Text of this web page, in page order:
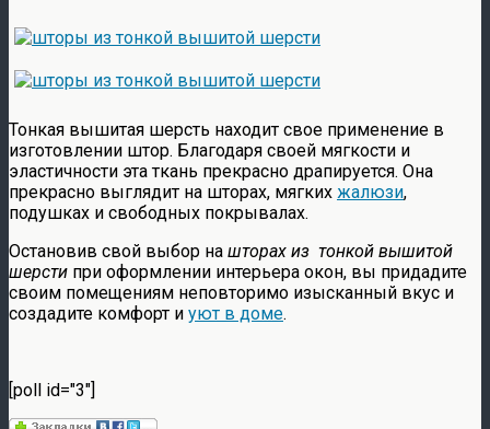
Тонкая вышитая шерсть находит свое применение в
изготовлении штор. Благодаря своей мягкости и
эластичности эта ткань прекрасно драпируется. Она
прекрасно выглядит на шторах, мягких жалюзи,
подушках и свободных покрывалах.
Остановив свой выбор на шторах из тонкой вышитой
шерсти при оформлении интерьера окон, вы придадите
своим помещениям неповторимо изысканный вкус и
создадите комфорт и уют в доме.
[poll id="3"]